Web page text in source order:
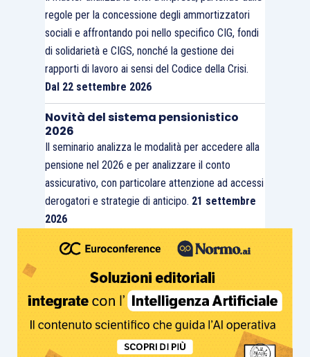
regole per la concessione degli ammortizzatori
sociali e affrontando poi nello specifico CIG, fondi
di solidarietà e CIGS, nonché la gestione dei
rapporti di lavoro ai sensi del Codice della Crisi.
Dal 22 settembre 2026
Novità del sistema pensionistico
2026
Il seminario analizza le modalità per accedere alla
pensione nel 2026 e per analizzare il conto
assicurativo, con particolare attenzione ad accessi
derogatori e strategie di anticipo. 21 settembre
2026